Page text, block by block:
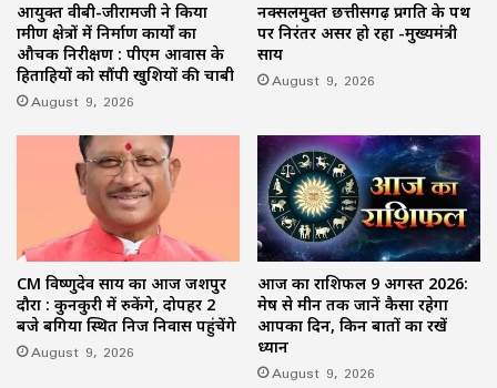
आयुक्त वीबी-जीरामजी ने किया
ग्रामीण क्षेत्रों में निर्माण कार्यों का
औचक निरीक्षण : पीएम आवास के
हितग्राहियों को सौंपी खुशियों की चाबी
August 9, 2026
नक्सलमुक्त छत्तीसगढ़ प्रगति के पथ
पर निरंतर अग्रसर हो रहा -मुख्यमंत्री
साय
August 9, 2026
CM विष्णुदेव साय का आज जशपुर
दौरा : कुनकुरी में रुकेंगे, दोपहर 2
बजे बगिया स्थित निज निवास पहुंचेंगे
August 9, 2026
आज का राशिफल 9 अगस्त 2026:
मेष से मीन तक जानें कैसा रहेगा
आपका दिन, किन बातों का रखें
ध्यान
August 9, 2026